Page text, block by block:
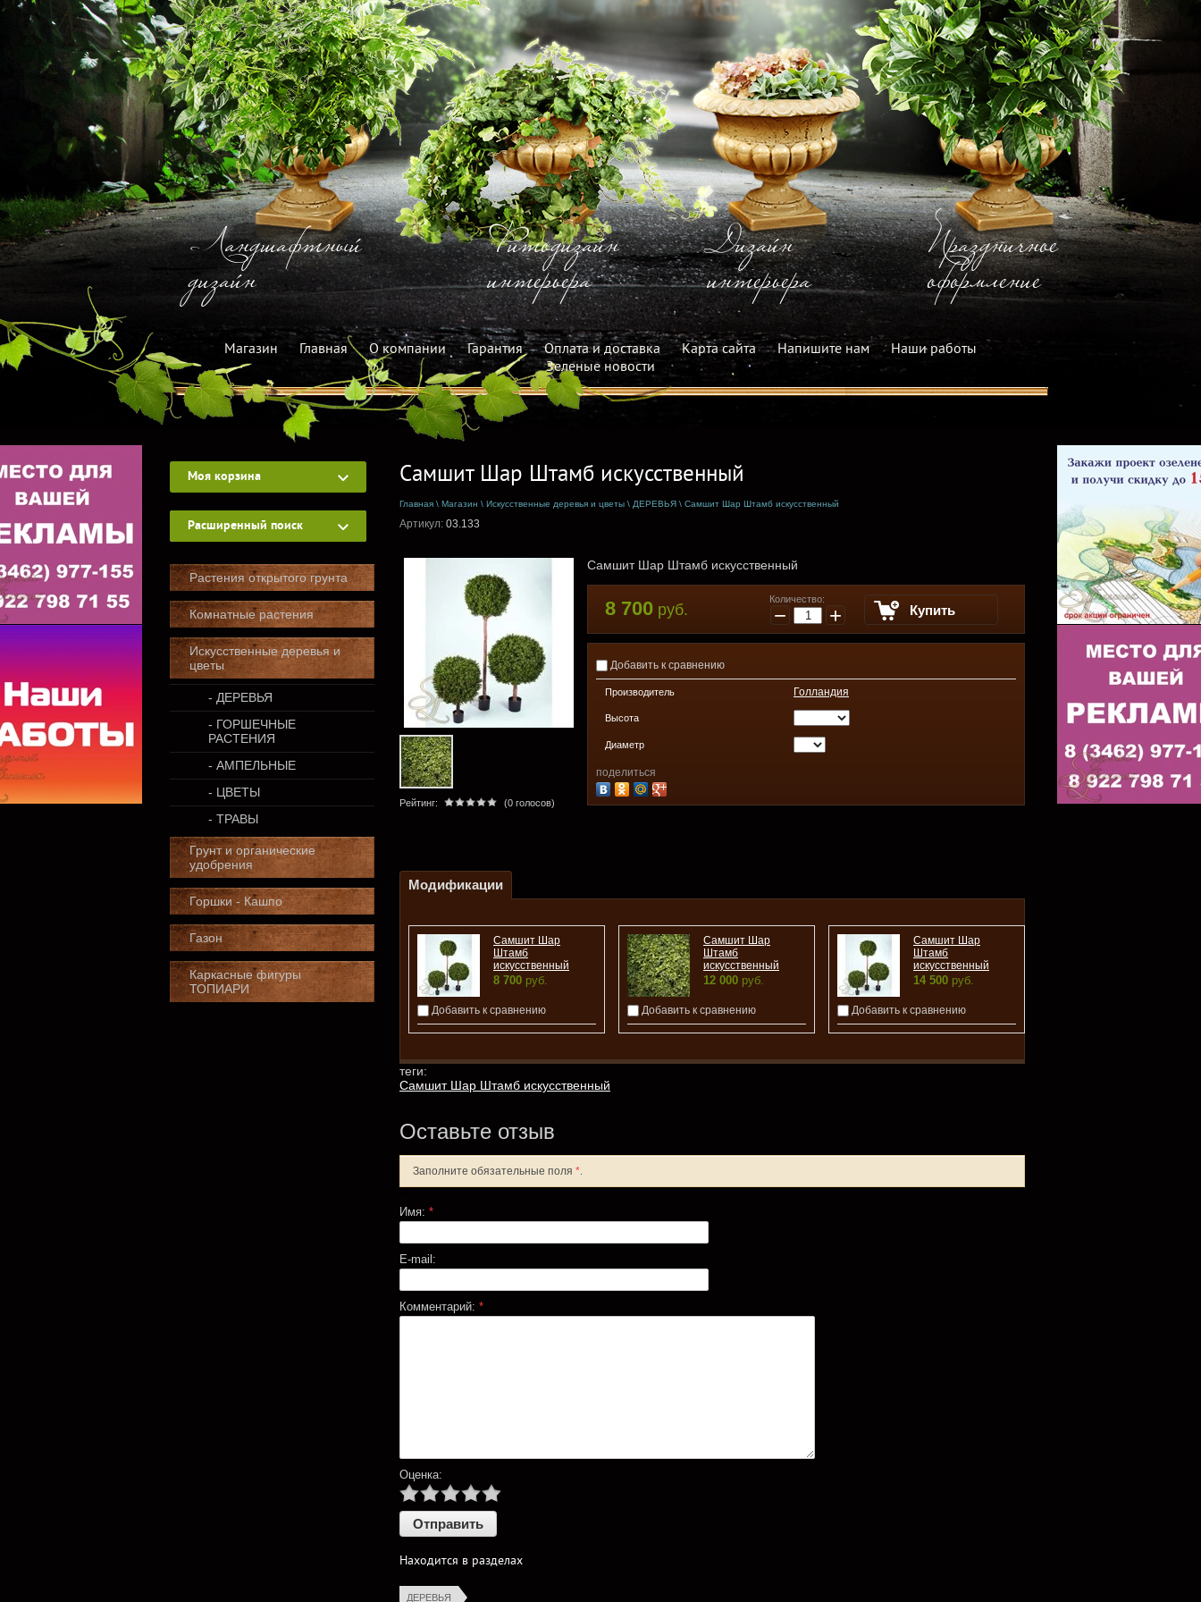
Ландшафтный
дизайн
Фитодизайн
интерьера
Дизайн
интерьера
Праздничное
оформление
Магазин Главная О компании Гарантия Оплата и доставка Карта сайта Напишите нам
Наши работы
Зеленые новости
Самшит Шар Штамб искусственный
Главная \ Магазин \ Искусственные деревья и цветы \ ДЕРЕВЬЯ \ Самшит Шар Штамб искусственный
Артикул: 03.133
Рейтинг: (0 голосов)
Самшит Шар Штамб искусственный
8 700 руб.
Количество:
− + Купить
Добавить к сравнению
Производитель Голландия
Высота
Диаметр
поделиться
Модификации
Самшит Шар
Штамб
искусственный
8 700 руб.
Добавить к сравнению
Самшит Шар
Штамб
искусственный
12 000 руб.
Добавить к сравнению
Самшит Шар
Штамб
искусственный
14 500 руб.
Добавить к сравнению
теги:
Самшит Шар Штамб искусственный
Оставьте отзыв
Заполните обязательные поля *.
Имя: *
E-mail:
Комментарий: *
Оценка:
Находится в разделах
ДЕРЕВЬЯ
Моя корзина
Расширенный поиск
Растения открытого грунта
Комнатные растения
Искусственные деревья и
цветы
- ДЕРЕВЬЯ
- ГОРШЕЧНЫЕ
РАСТЕНИЯ
- АМПЕЛЬНЫЕ
- ЦВЕТЫ
- ТРАВЫ
Грунт и органические
удобрения
Горшки - Кашпо
Газон
Каркасные фигуры
ТОПИАРИ